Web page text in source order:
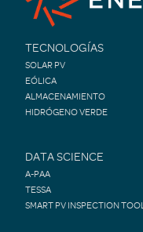
TECNOLOGÍAS
SOLAR PV
EÓLICA
ALMACENAMIENTO
HIDRÓGENO VERDE
DATA SCIENCE
A-PAA
TESSA
SMART PV INSPECTION TOOL